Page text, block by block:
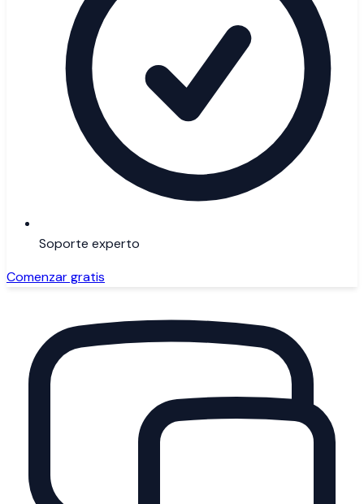
Soporte experto
Comenzar gratis